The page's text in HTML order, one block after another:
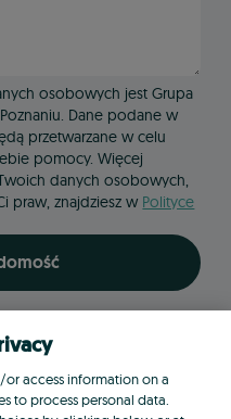
osobowych jest Grupa
Dane podane w
przetwarzane w celu
pomocy. Więcej
danych osobowych,
praw, znajdziesz wPolityce
or access information on a
to process personal data.